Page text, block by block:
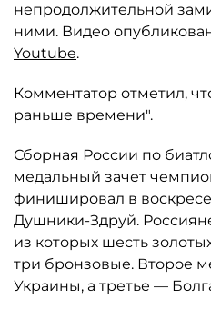
непродолжительной
ними. Видео
Youtube.
Комментатор отметил,
раньше времени".
Сборная России по
медальный зачет
финишировал в
Душники-Здруй.
из которых шесть
три бронзовые. Второе
Украины, а третье —